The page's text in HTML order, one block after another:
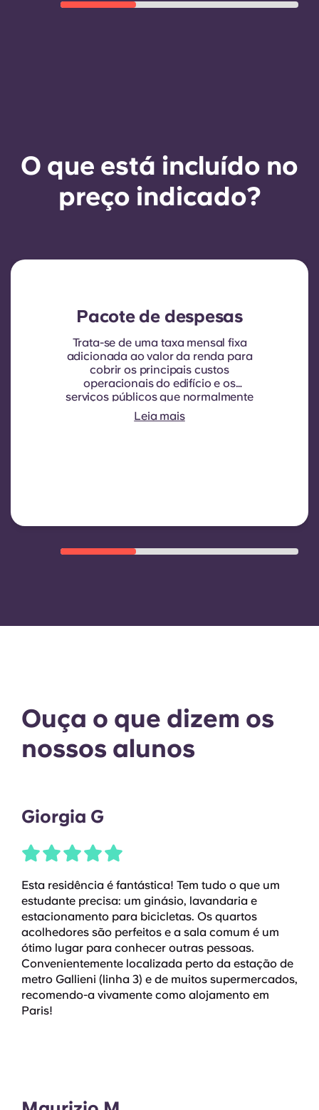
quartos.
O que está incluído no
preço indicado?
Pacote de despesas
Trata-se de uma taxa mensal fixa
adicionada ao valor da renda para
cobrir os principais custos
operacionais do edifício e os
serviços públicos que normalmente
são cobrados aos inquilinos.
Normalmente inclui: consumo de
Leia mais
Ouça o que dizem os
nossos alunos
Giorgia G
Esta residência é fantástica! Tem tudo o que um
estudante precisa: um ginásio, lavandaria e
estacionamento para bicicletas. Os quartos
acolhedores são perfeitos e a sala comum é um
ótimo lugar para conhecer outras pessoas.
Convenientemente localizada perto da estação de
metro Gallieni (linha 3) e de muitos supermercados,
recomendo-a vivamente como alojamento em
Paris!